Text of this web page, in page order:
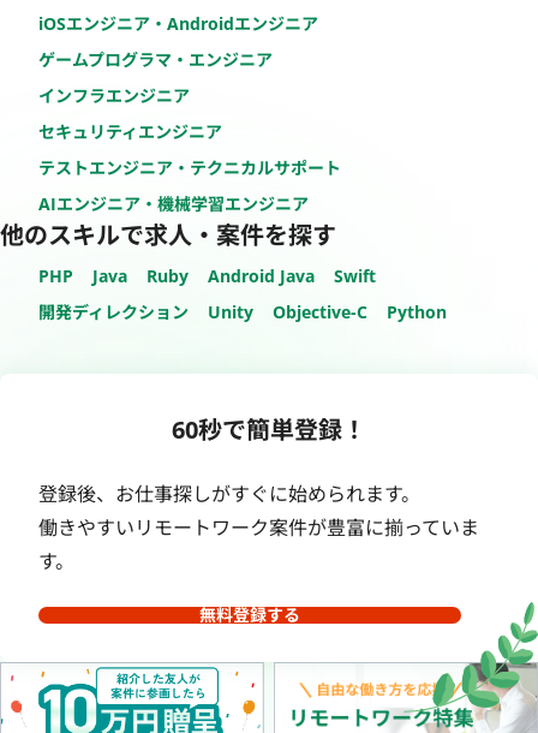
iOSエンジニア・Androidエンジニア
ゲームプログラマ・エンジニア
インフラエンジニア
セキュリティエンジニア
テストエンジニア・テクニカルサポート
AIエンジニア・機械学習エンジニア
他のスキルで求人・案件を探す
PHP Java Ruby Android Java
Swift
開発ディレクション
Unity Objective-C Python
60秒で簡単登録！
登録後、お仕事探しがすぐに始められます。
働きやすいリモートワーク案件が豊富に揃っていま
す。
無料登録する